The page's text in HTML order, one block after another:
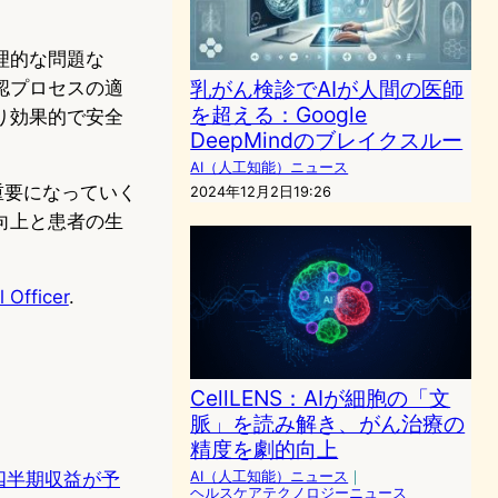
的な問題な
プロセスの適
効果的で安全
になっていく
上と患者の生
Officer.
期収益が予
乳がん検診でAIが人間の医師
を超える：Google
DeepMindのブレイクスルー
AI（人工知能）ニュース
2024年12月2日19:26
CellLENS：AIが細胞の「文
脈」を読み解き、がん治療の
精度を劇的向上
AI（人工知能）ニュース ｜
ヘルスケアテクノロジーニュース